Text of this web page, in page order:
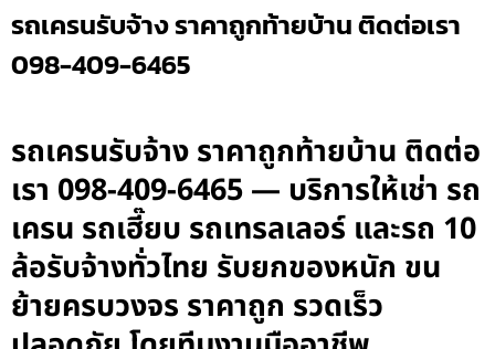
รถเครนรับจ้าง ราคาถูกท้ายบ้าน ติดต่อเรา
098-409-6465
รถเครนรับจ้าง ราคาถูกท้ายบ้าน ติดต่อ
เรา 098-409-6465 — บริการให้เช่า รถ
เครน รถเฮี๊ยบ รถเทรลเลอร์ และรถ 10
ล้อรับจ้างทั่วไทย รับยกของหนัก ขน
ย้ายครบวงจร ราคาถูก รวดเร็ว